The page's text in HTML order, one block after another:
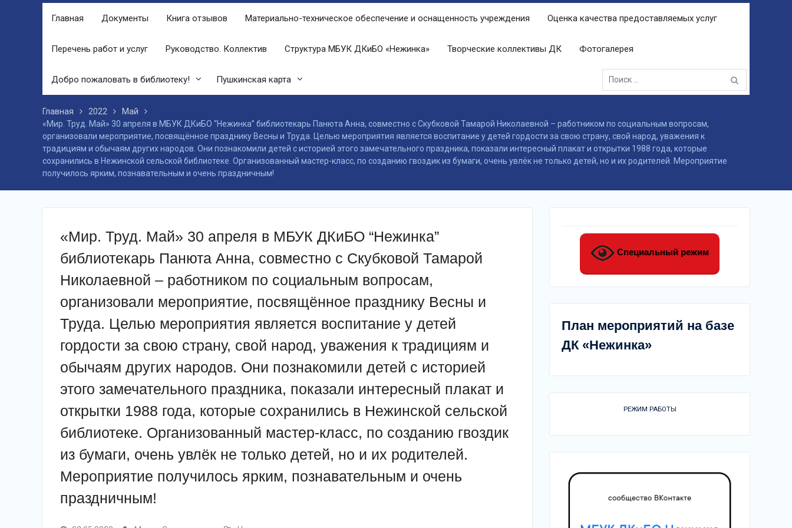
беспроигрышная лотерея и все кто
призы от спонсоров в виде упаковок
подсолнечного масла и муки.
Наша землячка стала финалисткой
Всероссийского конкурса
«Библиотекарь года – 2025»
Главная Документы Книга отзывов Материально-техническое обеспечение и оснащенность учреждения Оценка качества предоставляемых услуг
Перечень работ и услуг Руководство. Коллектив Структура МБУК ДКиБО «Нежинка» Творческие коллективы ДК Фотогалерея
Добро пожаловать в библиотеку! Пушкинская карта
Поиск:
Главная 2022
Май
«Мир. Труд. Май» 30 апреля в МБУК ДКиБО “Нежинка” библиотекарь Панюта Анна, совместно с Скубковой Тамарой Николаевной – работником по социальным вопросам,
организовали мероприятие, посвящённое празднику Весны и​ Труда. Целью мероприятия является воспитание у​ детей гордости за​ свою страну, свой народ, уважения к​
традициям и​ обычаям других народов. Они познакомили детей с​ историей этого замечательного праздника, показали интересный плакат и открытки 1988 года, которые
сохранились в Нежинской​ сельской библиотеке. Организованный мастер-класс, по созданию гвоздик из бумаги, очень увлёк не только детей, но и их родителей. Мероприятие
получилось ярким, познавательным и очень праздничным!
«Мир. Труд. Май» 30 апреля в МБУК ДКиБО “Нежинка”
библиотекарь Панюта Анна, совместно с Скубковой Тамарой
Николаевной – работником по социальным вопросам,
организовали мероприятие, посвящённое празднику Весны и​
Труда. Целью мероприятия является воспитание у​ детей
гордости за​ свою страну, свой народ, уважения к​ традициям и​
обычаям других народов. Они познакомили детей с​ историей
этого замечательного праздника, показали интересный плакат и
открытки 1988 года, которые сохранились в Нежинской​ сельской
библиотеке. Организованный мастер-класс, по созданию гвоздик
из бумаги, очень увлёк не только детей, но и их родителей.
Мероприятие получилось ярким, познавательным и очень
праздничным!
Специальный режим
План мероприятий на базе
ДК «Нежинка»
РЕЖИМ РАБОТЫ